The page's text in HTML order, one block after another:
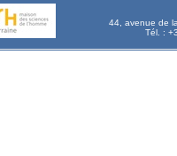
44, avenue de
Tél. :